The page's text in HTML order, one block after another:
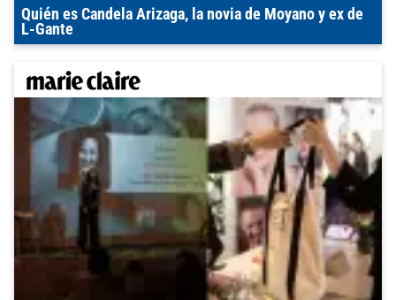
Quién es Candela Arizaga, la novia de Moyano y ex de
L-Gante